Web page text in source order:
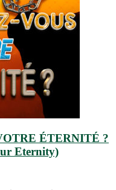
ÉTERNITÉ ?
Eternity)